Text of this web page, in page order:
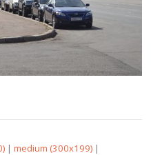
|medium (300x199) |